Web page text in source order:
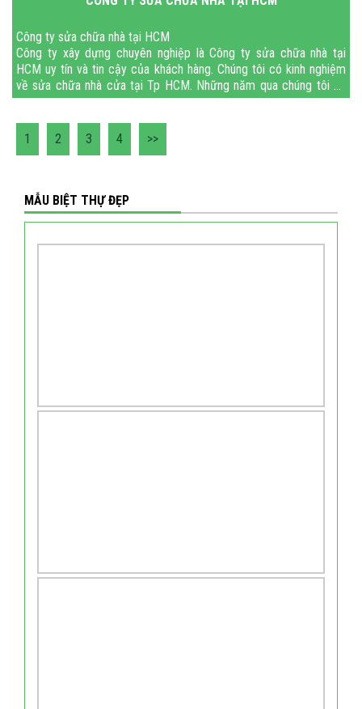
Công ty sửa chữa nhà tại HCM
Công ty xây dựng chuyên nghiệp là Công ty sửa chữa nhà tại
HCM uy tín và tin cậy của khách hàng. Chúng tôi có kinh nghiệm
về sửa chữa nhà cửa tại Tp HCM. Những năm qua chúng tôi đã
hoàn thành nhiều cô
1 2 3 4 >>
MẪU BIỆT THỰ ĐẸP